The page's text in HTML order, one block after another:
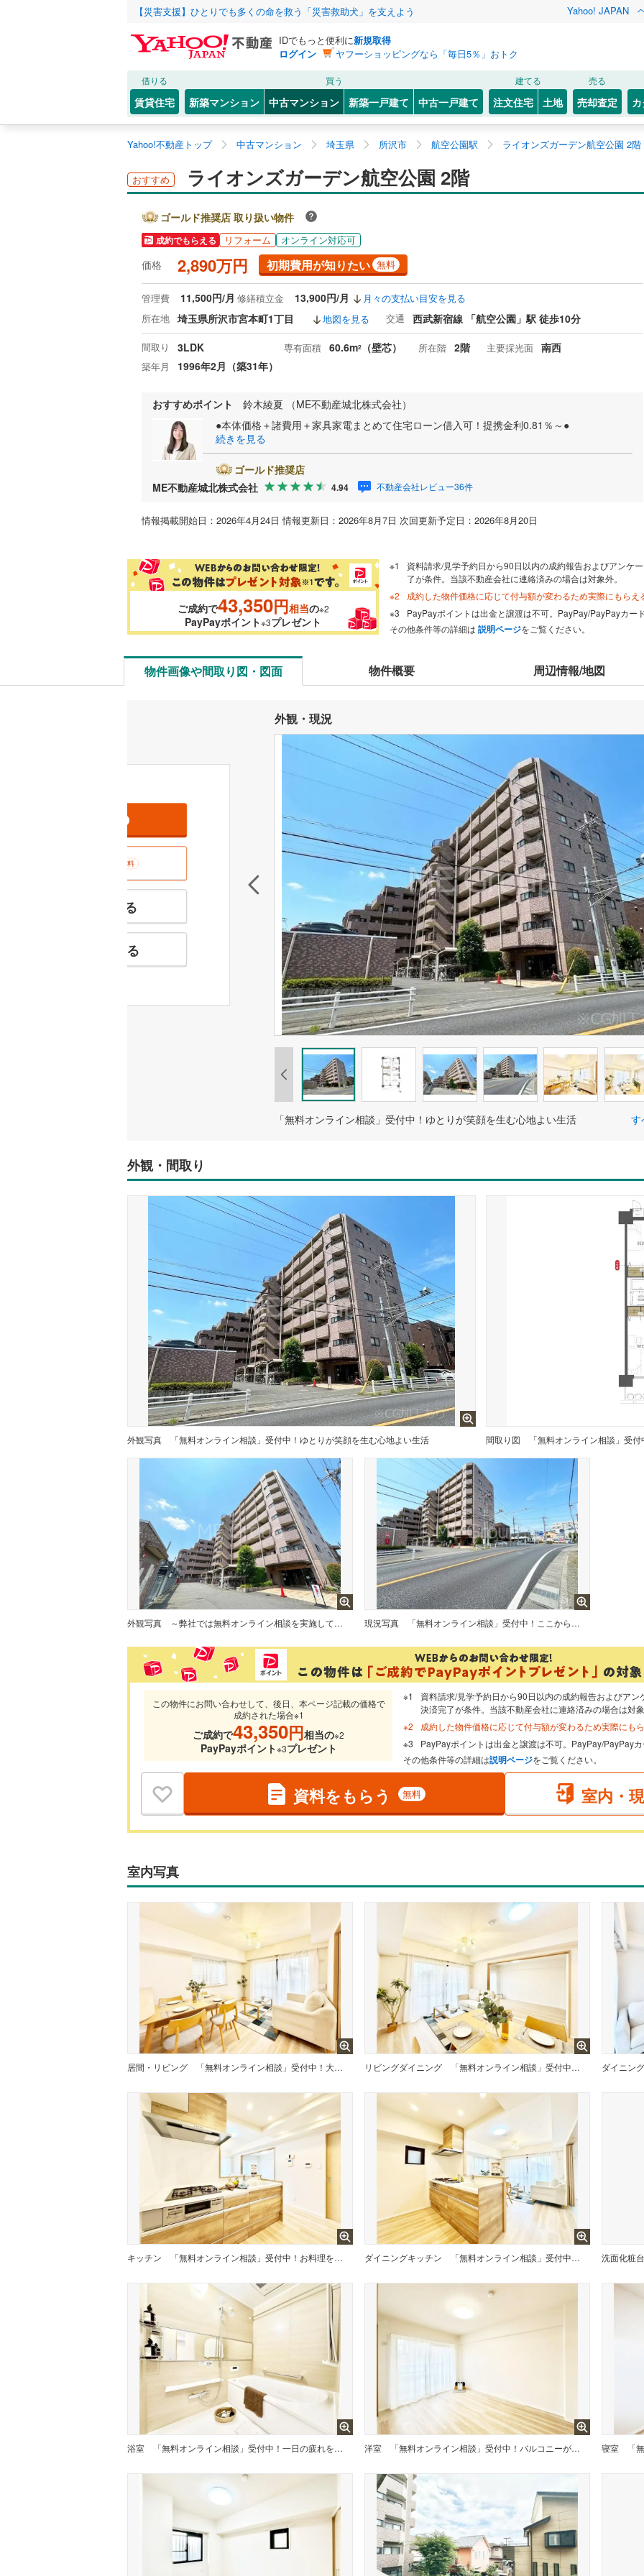
【災害支援】ひとりでも多くの命を救う「災害救助犬」を支えよう Yahoo! JAPAN
IDでもっと便利に新規取得
ログイン
ヤフーショッピングなら「毎日5％」おトク
借りる
賃貸住宅
買う
新築マンション 中古マンション 新築一戸建て 中古一戸建て
建てる
注文住宅 土地
売る
売却査定
Yahoo!不動産トップ 中古マンション 埼玉県 所沢市 航空公園駅 ライオンズガーデン航空公園 2階
おすすめ ライオンズガーデン航空公園 2階
ゴールド推奨店 取り扱い物件
成約でもらえる リフォーム オンライン対応可
価格 2,890万円 初期費用が知りたい 無料
管理費 11,500円/月 修繕積立金 13,900円/月
月々の支払い目安を見る
所在地 埼玉県所沢市宮本町1丁目 地図を見る 交通 西武新宿線 「航空公園」駅 徒歩10分
間取り 3LDK 専有面積 60.6m2 （壁芯） 所在階 2階 主要採光面 南西
築年月 1996年2月（築31年）
おすすめポイント
鈴木綾夏 （ME不動産城北株式会社）
●本体価格＋諸費用＋家具家電まとめて住宅ローン借入可！提携金利0.81％～●
続きを見る
ゴールド推奨店
ME不動産城北株式会社
4.94 不動産会社レビュー36件
情報掲載開始日：2026年4月24日 情報更新日：2026年8月7日 次回更新予定日：2026年8月20日
ご成約で43,350円相当の※2
PayPayポイント※3プレゼント
資料請求/見学予約日から90日以内の成約報告およびアンケ
了が条件。当該不動産会社に連絡済みの場合は対象外。
成約した物件価格に応じて付与額が変わるため実際にもらえ
PayPayポイントは出金と譲渡は不可。PayPay/PayPayカー
その他条件等の詳細は 説明ページをご覧ください。
物件画像や間取り図・図面 物件概要 周辺情報/地図
外観・現況
無料
特徴の似た物件を見る
お気に入りに追加する
「無料オンライン相談」受付中！ゆとりが笑顔を生む心地よい生活 す
外観・間取り
外観写真 「無料オンライン相談」受付中！ゆとりが笑顔を生む心地よい生活 間取り図 「無料オンライン相談」受付
外観写真 ～弊社では無料オンライン相談を実施しております。お気軽にご相談ください～ 現況写真 「無料オンライン相談」受付中！ここから始まる新生活を応援いたします
この物件にお問い合わせして、後日、本ページ記載の価格で
成約された場合※1
ご成約で43,350円相当の※2
PayPayポイント※3プレゼント
資料請求/見学予約日から90日以内の成約報告およびア
決済完了が条件。当該不動産会社に連絡済みの場合は対
成約した物件価格に応じて付与額が変わるため実際にも
PayPayポイントは出金と譲渡は不可。PayPay/PayPay
その他条件等の詳細は説明ページをご覧ください。
資料をもらう 無料 室内・
室内写真
居間・リビング 「無料オンライン相談」受付中！大きな窓からたっぷりの陽光と風を感じられるリビング リビングダイニング 「無料オンライン相談」受付中！落ち着いた雰囲気のLDKは家族みんなの快適空間 ダイニング
キッチン 「無料オンライン相談」受付中！お料理を効率的に、楽しく！システムキッチン ダイニングキッチン 「無料オンライン相談」受付中！使い勝手の良いキッチンで日々のお料理も楽しく 洗面化粧台
浴室 「無料オンライン相談」受付中！一日の疲れを癒してくれる清潔感のあるバスルーム 洋室 「無料オンライン相談」受付中！バルコニーが開放感をプラスしてくれる洋室 寝室